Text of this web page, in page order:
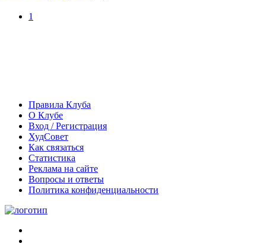
1
Правила Клуба
О Клубе
Вход / Регистрация
ХудСовет
Как связаться
Статистика
Реклама на сайте
Вопросы и ответы
Политика конфиденциальности